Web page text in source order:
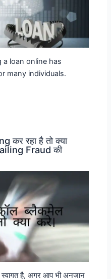
a loan online has
many individuals.
रहा है तो क्या
Fraud की
है, अगर आप भी अनजान